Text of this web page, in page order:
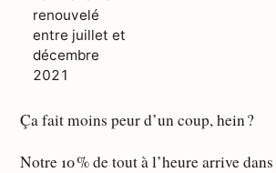
renouvelé
entre juillet et
décembre
2021
Ça fait moins peur d’un coup, hein ?
Notre 10 % de tout à l’heure arrive dans